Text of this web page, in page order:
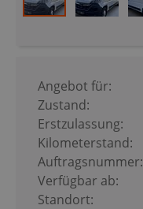
Bildergalerie
springen
Angebot für:
Zustand:
Erstzulassung:
Kilometerstand:
Auftragsnummer:
Verfügbar ab:
Standort: